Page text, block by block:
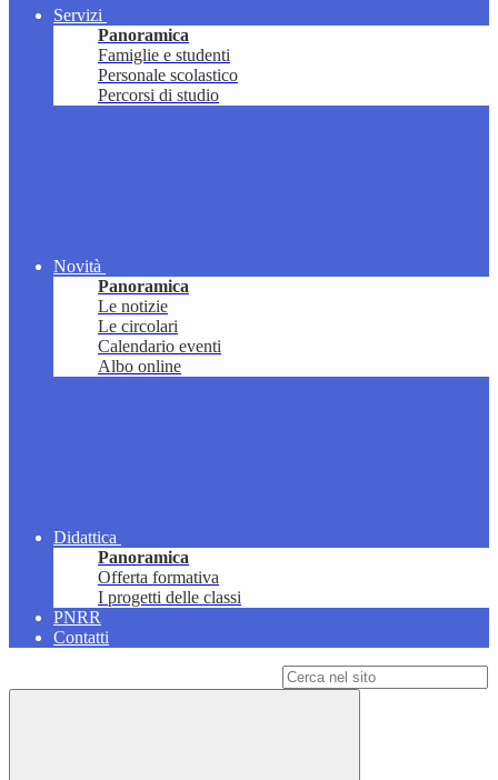
Servizi
Panoramica
Famiglie e studenti
Personale scolastico
Percorsi di studio
Novità
Panoramica
Le notizie
Le circolari
Calendario eventi
Albo online
Didattica
Panoramica
Offerta formativa
I progetti delle classi
PNRR
Contatti